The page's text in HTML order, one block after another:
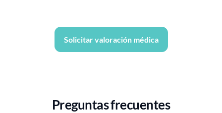
Solicitar valoración médica
Preguntas frecuentes